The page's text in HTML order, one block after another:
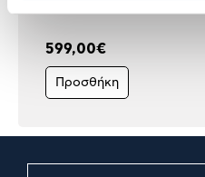
599,00€
Προσθήκη